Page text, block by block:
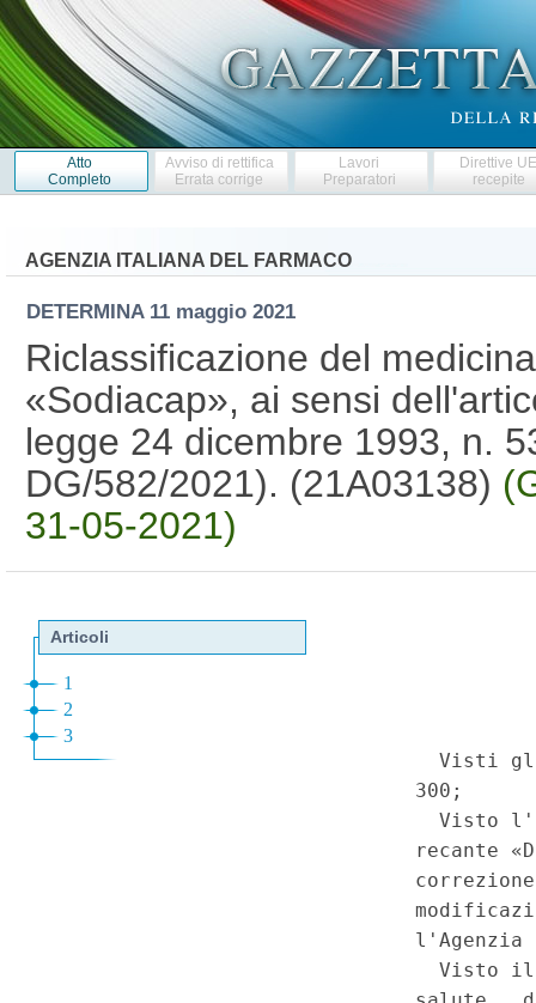
Atto
Completo
Avviso di rettifica
Errata corrige
Lavori
Preparatori
Direttive
recepite
AGENZIA ITALIANA DEL FARMACO
DETERMINA 11 maggio 2021
Riclassificazione del
«Sodiacap», ai sensi
legge 24 dicembre 1993, n.
DG/582/2021). (21A03138)
31-05-2021)